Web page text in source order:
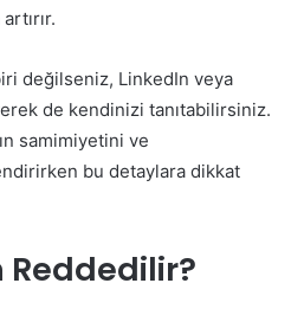
değilseniz, LinkedIn veya
de kendinizi tanıtabilirsiniz.
samimiyetini ve
bu detaylara dikkat
Reddedilir?